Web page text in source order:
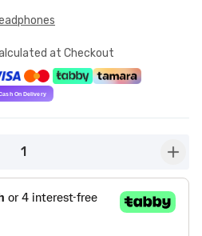
at Checkout
1